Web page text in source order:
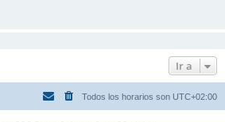
Ir a
Todos los horarios son UTC+02:00